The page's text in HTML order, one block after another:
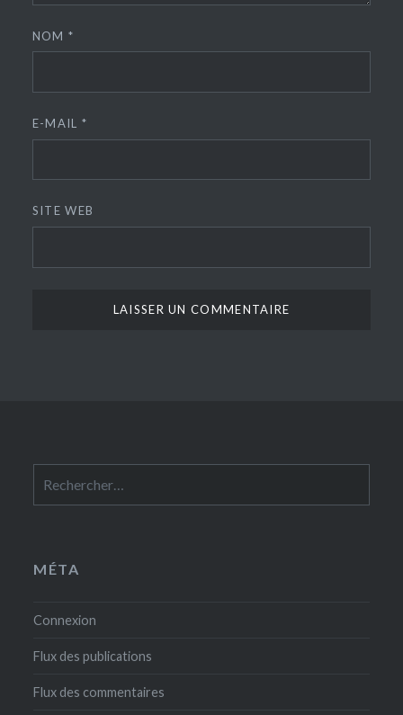
NOM*
E-MAIL *
SITE WEB
MÉTA
Connexion
Flux des publications
Flux des commentaires